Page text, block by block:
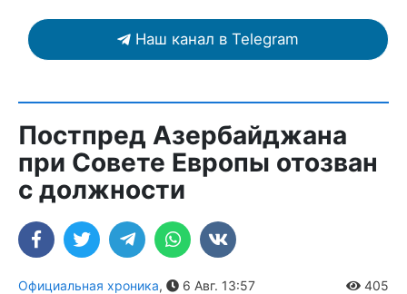
Наш канал в Telegram
Постпред Азербайджана
при Совете Европы отозван
с должности
Официальная хроника, 6 Авг. 13:57 405